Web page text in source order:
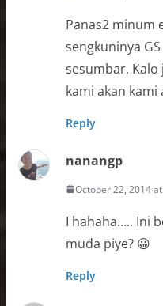
Panas2 minum
sengkuninya
sesumbar.
kami akan
Reply
nanangp
October 22, 2014
I hahaha….. Ini
muda piye? 😀
Reply